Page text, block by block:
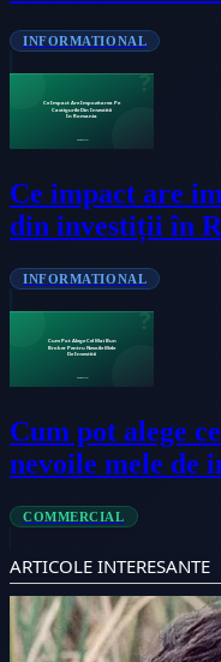
INFORMATIONAL
Ce impact are
din investiții în
INFORMATIONAL
Cum pot alege
nevoile mele de
COMMERCIAL